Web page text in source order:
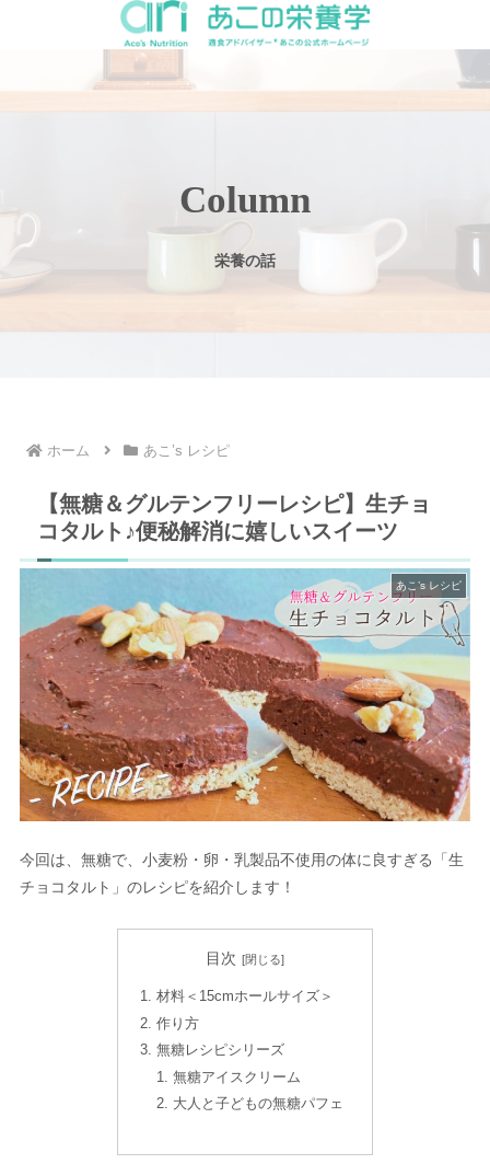
Column
栄養の話
ホーム あこ’s レシピ
【無糖＆グルテンフリーレシピ】生チョ
コタルト♪便秘解消に嬉しいスイーツ
あこ’s レシピ
今回は、無糖で、小麦粉・卵・乳製品不使用の体に良すぎる「生
チョコタルト」のレシピを紹介します！
目次
材料＜15cmホールサイズ＞
作り方
無糖レシピシリーズ
無糖アイスクリーム
大人と子どもの無糖パフェ